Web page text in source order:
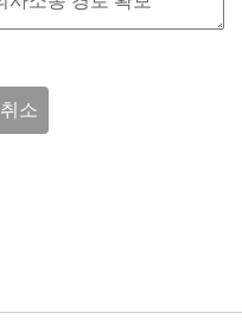
취소